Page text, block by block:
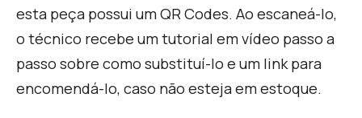
esta peça possui um QR Codes. Ao escaneá-lo,
o técnico recebe um tutorial em vídeo passo a
passo sobre como substituí-lo e um link para
encomendá-lo, caso não esteja em estoque.